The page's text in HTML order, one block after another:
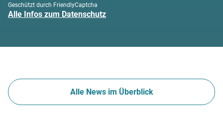
Geschützt durch FriendlyCaptcha
Alle Infos zum Datenschutz
Alle News im Überblick